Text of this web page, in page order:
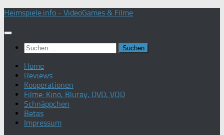
Zum
springen
Heimspiele.info - VideoGames & Filme
Suchen
nach:
Home
Reviews
Kooperationen
Filme: Kino, Bluray, DVD, VOD
Schnäppchen
Betas
Impressum